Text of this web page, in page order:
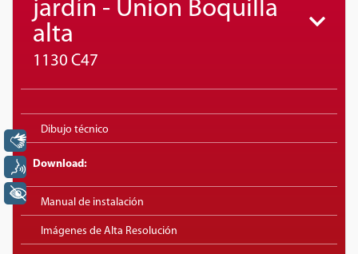
jardín - Union Boquilla
alta
1130 C47
Dibujo técnico
Download:
Manual de instalación
Imágenes de Alta Resolución
Libras
Voz